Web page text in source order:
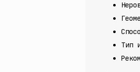
Тип